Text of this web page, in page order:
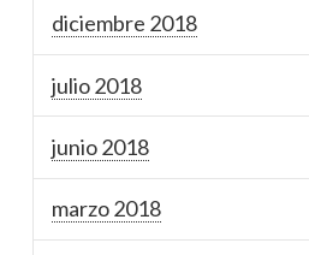
diciembre 2018
julio 2018
junio 2018
marzo 2018